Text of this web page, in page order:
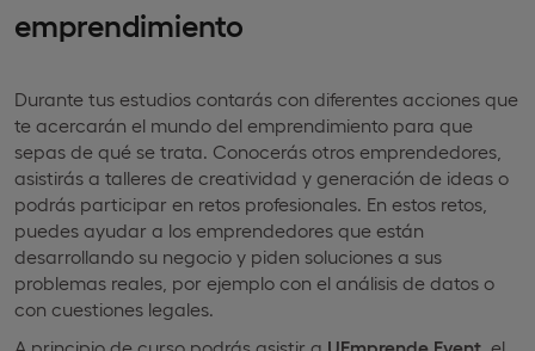
emprendimiento
Durante tus estudios contarás con diferentes acciones que
te acercarán el mundo del emprendimiento para que
sepas de qué se trata. Conocerás otros emprendedores,
asistirás a talleres de creatividad y generación de ideas o
podrás participar en retos profesionales. En estos retos,
puedes ayudar a los emprendedores que están
desarrollando su negocio y piden soluciones a sus
problemas reales, por ejemplo con el análisis de datos o
con cuestiones legales.